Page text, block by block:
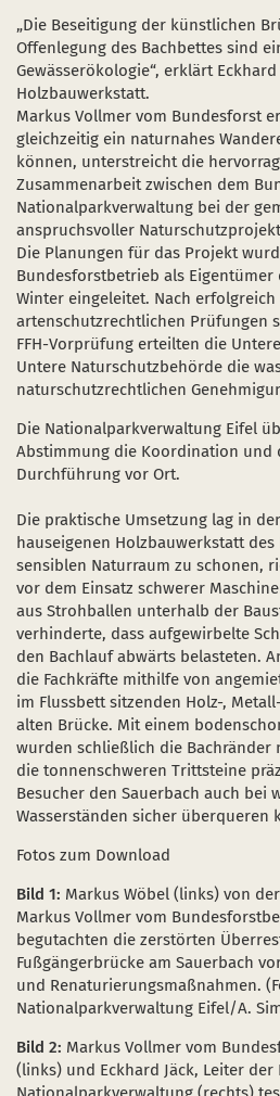
„Die Beseitigung der künstlichen
Offenlegung des Bachbettes sind
Gewässerökologie“, erklärt
Holzbauwerkstatt.
Markus Vollmer vom Bundesforst
gleichzeitig ein naturnahes
können, unterstreicht die
Zusammenarbeit zwischen dem
Nationalparkverwaltung bei der
anspruchsvoller
Die Planungen für das Projekt
Bundesforstbetrieb als Eigentümer
Winter eingeleitet. Nach
artenschutzrechtlichen Prüfungen
FFH-Vorprüfung erteilten die
Untere Naturschutzbehörde die
naturschutzrechtlichen
Die Nationalparkverwaltung Eifel
Abstimmung die Koordination und
Durchführung vor Ort.
Die praktische Umsetzung lag in
hauseigenen Holzbauwerkstatt
sensiblen Naturraum zu schonen,
vor dem Einsatz schwerer
aus Strohballen unterhalb der
verhinderte, dass aufgewirbelte
den Bachlauf abwärts belasteten.
die Fachkräfte mithilfe von
im Flussbett sitzenden Holz-,
alten Brücke. Mit einem
wurden schließlich die
die tonnenschweren Trittsteine
Besucher den Sauerbach auch bei
Wasserständen sicher überqueren
Fotos zum Download
Bild 1: Markus Wöbel (links) von
Markus Vollmer vom
begutachten die zerstörten
Fußgängerbrücke am Sauerbach
und Renaturierungsmaßnahmen.
Nationalparkverwaltung Eifel/A.
Bild 2: Markus Vollmer vom
(links) und Eckhard Jäck, Leiter